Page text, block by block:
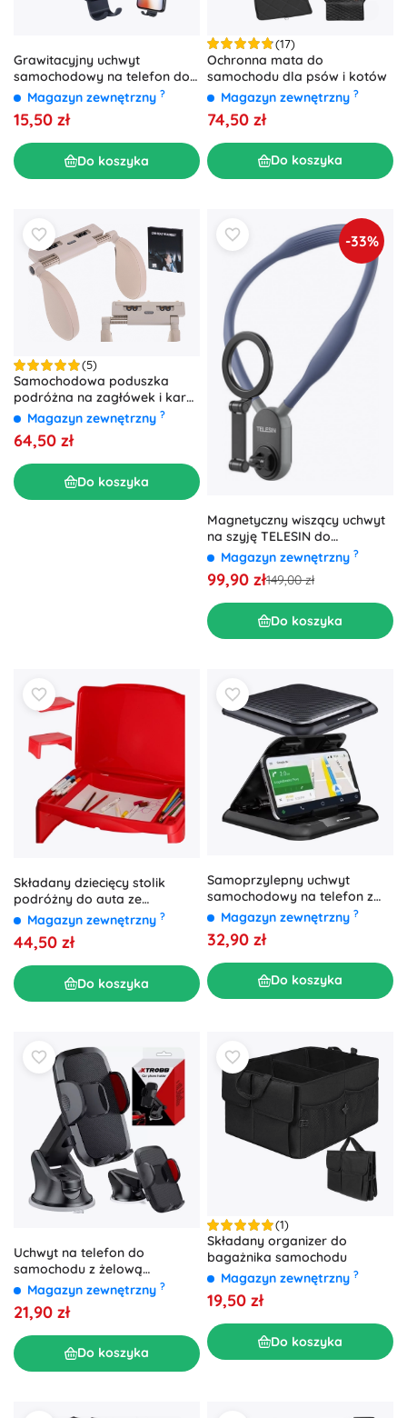
Grawitacyjny uchwyt
samochodowy na telefon do
kratki nawiewu – czarny
Magazyn zewnętrzny ?
15,50 zł
Do koszyka
(17)
Ochronna mata do
samochodu dla psów i kotów
Magazyn zewnętrzny ?
74,50 zł
Do koszyka
(5)
Samochodowa poduszka
podróżna na zagłówek i kark,
regulowana – Beżowa
Magazyn zewnętrzny ?
64,50 zł
Do koszyka
-33%
Magnetyczny wiszący uchwyt
na szyję TELESIN do
telefonów komórkowych
Magazyn zewnętrzny ?
99,90 zł149,00 zł
Do koszyka
Składany dziecięcy stolik
podróżny do auta ze
schowkiem – Czerwony
Magazyn zewnętrzny ?
44,50 zł
Do koszyka
Samoprzylepny uchwyt
samochodowy na telefon z
regulowanym kątem XTROBB
Magazyn zewnętrzny ?
32,90 zł
Do koszyka
Uchwyt na telefon do
samochodu z żelową
przyssawką XTROBB
Magazyn zewnętrzny ?
21,90 zł
Do koszyka
(1)
Składany organizer do
bagażnika samochodu
Magazyn zewnętrzny ?
19,50 zł
Do koszyka